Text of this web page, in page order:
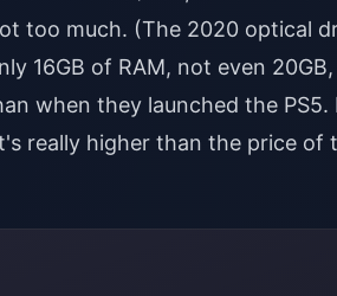
too much. (The 2020 optical
16GB of RAM, not even
when they launched the PS5.
really higher than the price of